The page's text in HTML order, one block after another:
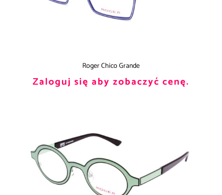
Roger Chico Grande
Zaloguj się aby zobaczyć cenę.